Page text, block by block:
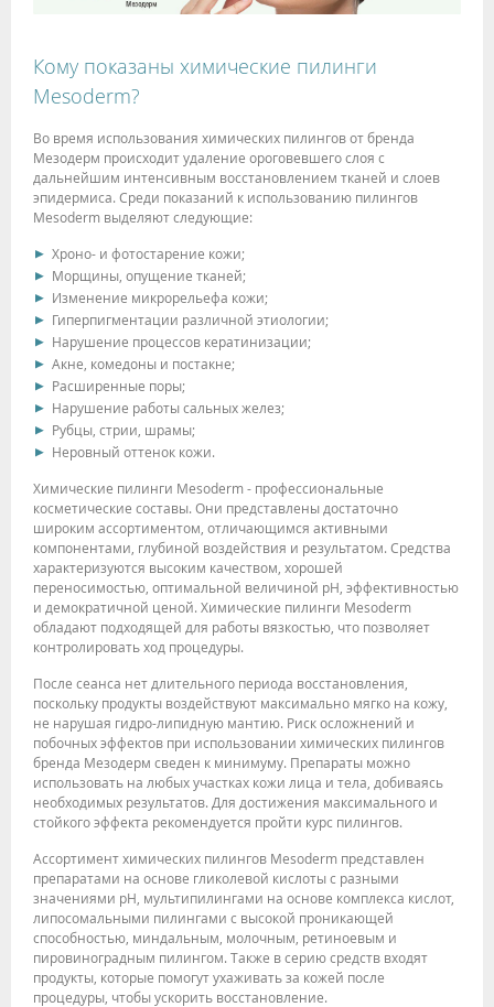
Кому показаны химические пилинги
Mesoderm?
Во время использования химических пилингов от бренда
Мезодерм происходит удаление ороговевшего слоя с
дальнейшим интенсивным восстановлением тканей и слоев
эпидермиса. Среди показаний к использованию пилингов
Mesoderm выделяют следующие:
Хроно- и фотостарение кожи;
Морщины, опущение тканей;
Изменение микрорельефа кожи;
Гиперпигментации различной этиологии;
Нарушение процессов кератинизации;
Акне, комедоны и постакне;
Расширенные поры;
Нарушение работы сальных желез;
Рубцы, стрии, шрамы;
Неровный оттенок кожи.
Химические пилинги Mesoderm - профессиональные
косметические составы. Они представлены достаточно
широким ассортиментом, отличающимся активными
компонентами, глубиной воздействия и результатом. Средства
характеризуются высоким качеством, хорошей
переносимостью, оптимальной величиной рН, эффективностью
и демократичной ценой. Химические пилинги Mesoderm
обладают подходящей для работы вязкостью, что позволяет
контролировать ход процедуры.
После сеанса нет длительного периода восстановления,
поскольку продукты воздействуют максимально мягко на кожу,
не нарушая гидро-липидную мантию. Риск осложнений и
побочных эффектов при использовании химических пилингов
бренда Мезодерм сведен к минимуму. Препараты можно
использовать на любых участках кожи лица и тела, добиваясь
необходимых результатов. Для достижения максимального и
стойкого эффекта рекомендуется пройти курс пилингов.
Ассортимент химических пилингов Mesoderm представлен
препаратами на основе гликолевой кислоты с разными
значениями рН, мультипилингами на основе комплекса кислот,
липосомальными пилингами с высокой проникающей
способностью, миндальным, молочным, ретиноевым и
пировиноградным пилингом. Также в серию средств входят
продукты, которые помогут ухаживать за кожей после
процедуры, чтобы ускорить восстановление.